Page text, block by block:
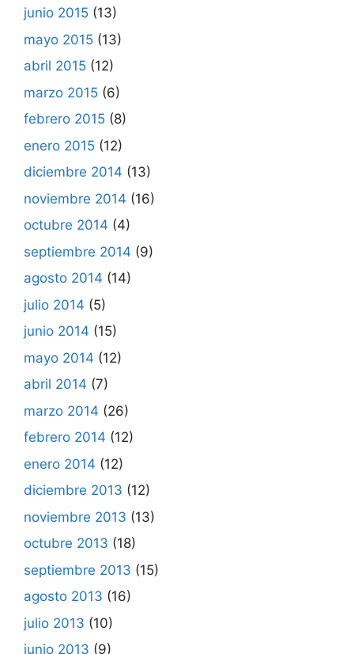
junio 2015 (13)
mayo 2015 (13)
abril 2015 (12)
marzo 2015 (6)
febrero 2015 (8)
enero 2015 (12)
diciembre 2014 (13)
noviembre 2014 (16)
octubre 2014 (4)
septiembre 2014 (9)
agosto 2014 (14)
julio 2014 (5)
junio 2014 (15)
mayo 2014 (12)
abril 2014 (7)
marzo 2014 (26)
febrero 2014 (12)
enero 2014 (12)
diciembre 2013 (12)
noviembre 2013 (13)
octubre 2013 (18)
septiembre 2013 (15)
agosto 2013 (16)
julio 2013 (10)
junio 2013 (9)